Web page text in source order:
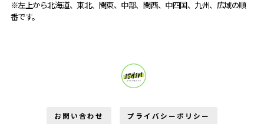
※左上から北海道、東北、関東、中部、関西、中四国、九州、広域の順
番です。
お問い合わせ プライバシーポリシー